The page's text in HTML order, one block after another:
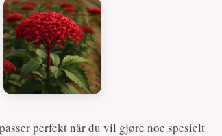
perfekt når du vil gjøre noe spesielt